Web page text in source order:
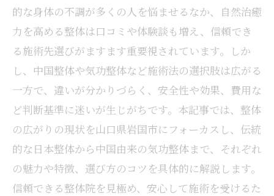
的な身体の不調が多くの人を悩ませるなか、自然治癒
力を高める整体は口コミや体験談も増え、信頼でき
る施術先選びがますます重要視されています。しか
し、中国整体や気功整体など施術法の選択肢は広がる
一方で、違いが分かりづらく、安全性や効果、費用な
ど判断基準に迷いが生じがちです。本記事では、整体
の広がりの現状を山口県岩国市にフォーカスし、伝統
的な日本整体から中国由来の気功整体まで、それぞれ
の魅力や特徴、選び方のコツを具体的に解説します。
信頼できる整体院を見極め、安心して施術を受けるた